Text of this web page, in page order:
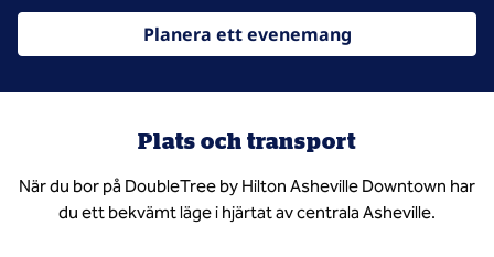
Planera ett evenemang
Plats och transport
När du bor på DoubleTree by Hilton Asheville Downtown har
du ett bekvämt läge i hjärtat av centrala Asheville.